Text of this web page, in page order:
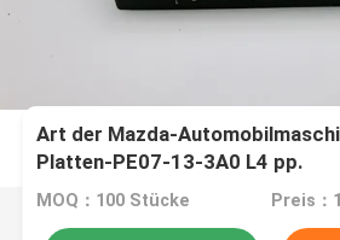
Art der Mazda-
Platten-PE07-13-3A0 L4 pp.
MOQ：100 Stücke